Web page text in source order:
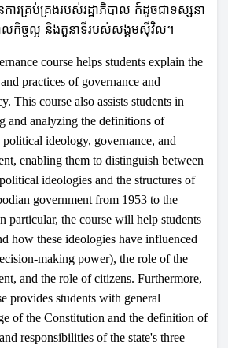
ការគ្រប់គ្រងរបស់រដ្ឋាភិបាល ក៍ដូចជាទស្សនា
លកិច្ចល្អ និងតួនាទីរបស់សង្គមស៊ីវិល។
course helps students explain the
practices of governance and
This course also assists students in
and analyzing the definitions of
ideology, governance, and
enabling them to distinguish between
ideologies and the structures of
government from 1953 to the
particular, the course will help students
how these ideologies have influenced
making power), the role of the
and the role of citizens.​ Furthermore,
provides students with general
of the Constitution and the definition of
responsibilities of the state's three